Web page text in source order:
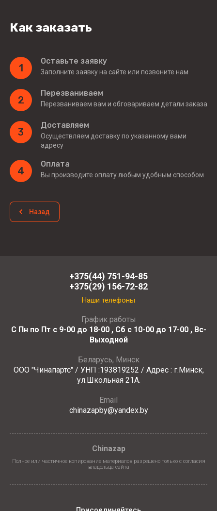
Как заказать
1
Оставьте заявку
Заполните заявку на сайте или позвоните нам
2
Перезваниваем
Перезваниваем вам и обговариваем детали заказа
3
Доставляем
Осуществляем доставку по указанному вами
адресу
4
Оплата
Вы производите оплату любым удобным способом
Назад
+375(44) 751-94-85
+375(29) 156-72-82
Наши телефоны
График работы
С Пн по Пт с 9-00 до 18-00 , Сб с 10-00 до 17-00 , Вс-
Выходной
Беларусь, Минск
ООО "Чинапартс" / УНП :193819252 / Адрес : г.Минск,
ул.Школьная 21А.
Email
chinazapby@yandex.by
Chinazap
Полное или частичное копирование материалов разрешено только с согласия
владельца сайта